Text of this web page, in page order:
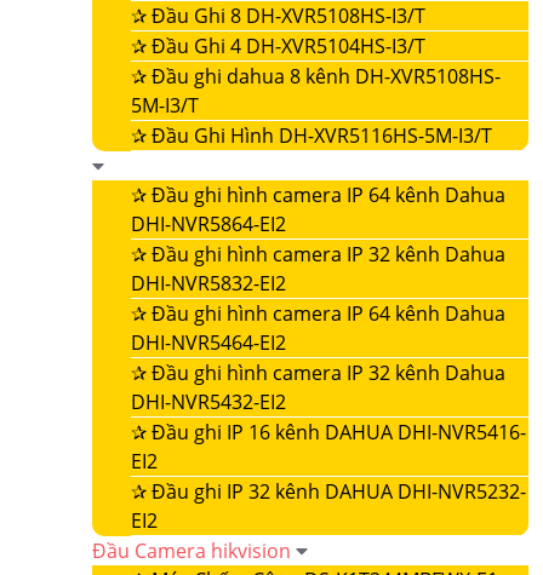
✰Đầu Ghi 8 DH-XVR5108HS-I3/T
✰Đầu Ghi 4 DH-XVR5104HS-I3/T
✰Đầu ghi dahua 8 kênh DH-XVR5108HS-
5M-I3/T
✰Đầu Ghi Hình DH-XVR5116HS-5M-I3/T
✰Đầu ghi hình camera IP 64 kênh Dahua
DHI-NVR5864-EI2
✰Đầu ghi hình camera IP 32 kênh Dahua
DHI-NVR5832-EI2
✰Đầu ghi hình camera IP 64 kênh Dahua
DHI-NVR5464-EI2
✰Đầu ghi hình camera IP 32 kênh Dahua
DHI-NVR5432-EI2
✰Đầu ghi IP 16 kênh DAHUA DHI-NVR5416-
EI2
✰Đầu ghi IP 32 kênh DAHUA DHI-NVR5232-
EI2
Đầu Camera hikvision